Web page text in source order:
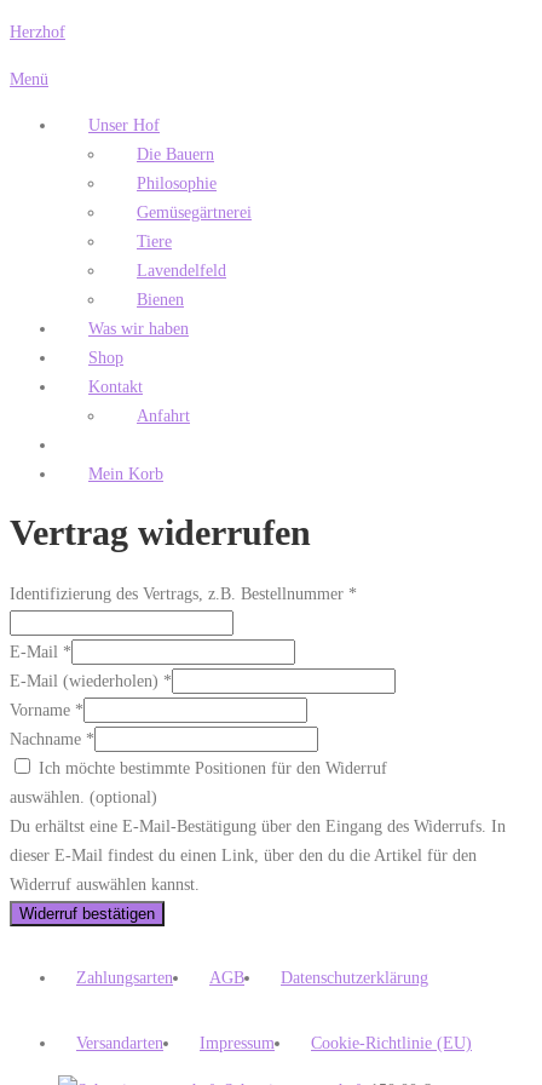
Zum
springen
Herzhof
Menü
Unser Hof
Die Bauern
Philosophie
Gemüsegärtnerei
Tiere
Lavendelfeld
Bienen
Was wir haben
Shop
Kontakt
Anfahrt
Mein Korb
Vertrag widerrufen
Identifizierung des Vertrags, z.B. Bestellnummer *
E-Mail *
E-Mail (wiederholen) *
Vorname *
Nachname *
Ich möchte bestimmte Positionen für den Widerruf
auswählen. (optional)
Du erhältst eine E-Mail-Bestätigung über den Eingang des Widerrufs. In
dieser E-Mail findest du einen Link, über den du die Artikel für den
Widerruf auswählen kannst.
Widerruf bestätigen
Zahlungsarten AGB Datenschutzerklärung
Versandarten Impressum Cookie-Richtlinie (EU)